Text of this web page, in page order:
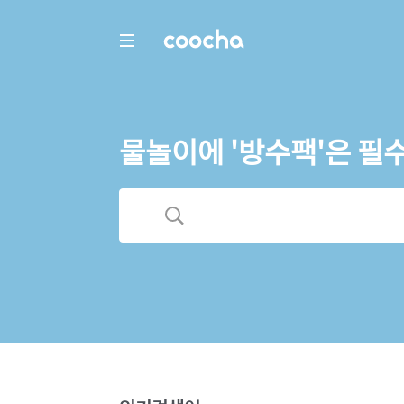
COOCHA
물놀이에 '방수팩'은 필